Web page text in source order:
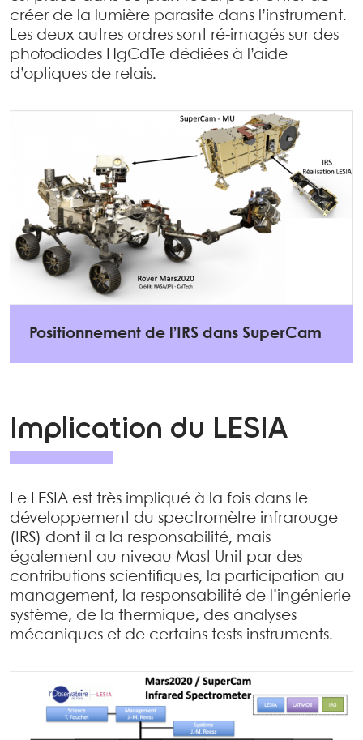
créer de la lumière parasite dans l’instrument.
Les deux autres ordres sont ré-imagés sur des
photodiodes HgCdTe dédiées à l’aide
d’optiques de relais.
Positionnement de l’IRS dans SuperCam
Implication du LESIA
Le LESIA est très impliqué à la fois dans le
développement du spectromètre infrarouge
(IRS) dont il a la responsabilité, mais
également au niveau Mast Unit par des
contributions scientifiques, la participation au
management, la responsabilité de l’ingénierie
système, de la thermique, des analyses
mécaniques et de certains tests instruments.